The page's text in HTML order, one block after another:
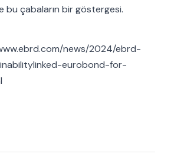
bu çabaların bir göstergesi.
news/2024/ebrd-
eurobond-for-